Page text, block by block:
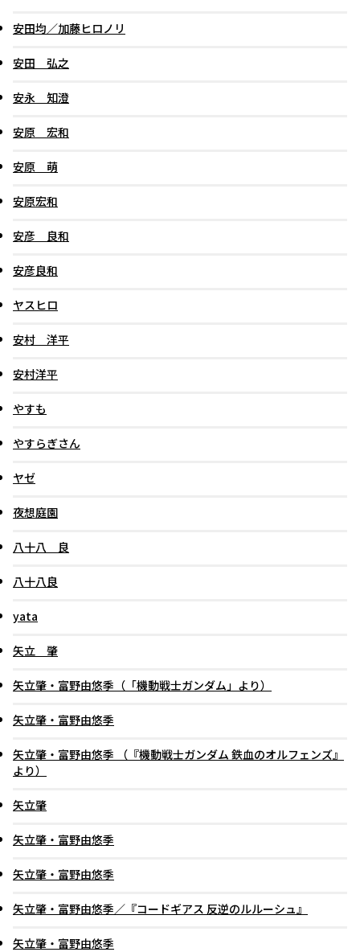
安田均／加藤ヒロノリ
安田 弘之
安永 知澄
安原 宏和
安原 萌
安原宏和
安彦 良和
安彦良和
ヤスヒロ
安村 洋平
安村洋平
やすも
やすらぎさん
ヤゼ
夜想庭園
八十八 良
八十八良
yata
矢立 肇
矢立肇・富野由悠季（「機動戦士ガンダム」より）
矢立肇・富野由悠季
矢立肇・富野由悠季 （『機動戦士ガンダム 鉄血のオルフェンズ』
より）
矢立肇
矢立肇・富野由悠季
矢立肇・富野由悠季
矢立肇・富野由悠季／『コードギアス 反逆のルルーシュ』
矢立肇・富野由悠季